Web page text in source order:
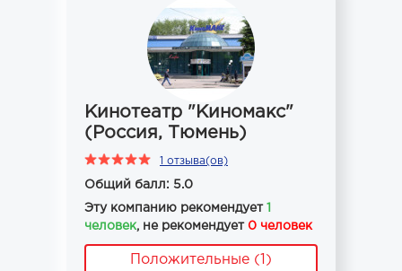
Кинотеатр "Киномакс"
(Россия, Тюмень)
1 отзыва(ов)
Общий балл: 5.0
Эту компанию рекомендует 1
человек, не рекомендует 0 человек
Положительные (1)